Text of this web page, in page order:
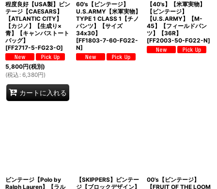
程度良好【USA製】ビン
テージ【CAESARS】
【ATLANTIC CITY】
【カジノ】【生成り×
青】【キャンバストート
バッグ】
[FF2717-5-FG23-O]
5,800円(税別)
(税込 : 6,380円)
カートに入れる
60's【ビンテージ】
U.S.ARMY【米軍実物】
TYPE 1 CLASS 1【チノ
パンツ】【サイズ
34x30】
[FF1803-7-60-FG22-
N]
【40's】【米軍実物】
【ビンテージ】
【U.S.ARMY】【M-
45】【フィールドパン
ツ】【36R】
[FF2003-50-FG22-N]
ビンテージ【Polo by
Ralph Lauren】【ラル
【SKIPPERS】ビンテー
ジ【ブロックデザイン】
00's【ビンテージ】
【FRUIT OF THE LOOM